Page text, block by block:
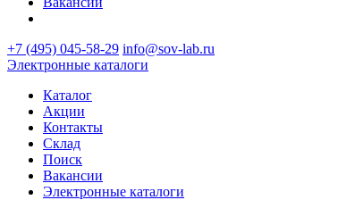
+7 (495) 045-58-29 info@sov-lab.ru
Электронные каталоги
Каталог
Акции
Контакты
Склад
Поиск
Вакансии
Электронные каталоги